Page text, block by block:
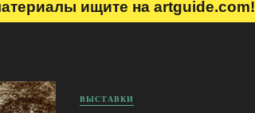
ищите на artguide.com!
ВЫСТАВКИ